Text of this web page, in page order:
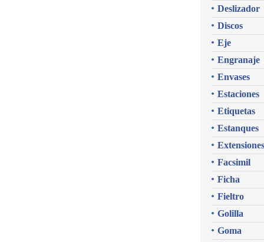
Deslizador
Discos
Eje
Engranaje
Envases
Estaciones
Etiquetas
Estanques
Extensiones
Facsimil
Ficha
Fieltro
Golilla
Goma